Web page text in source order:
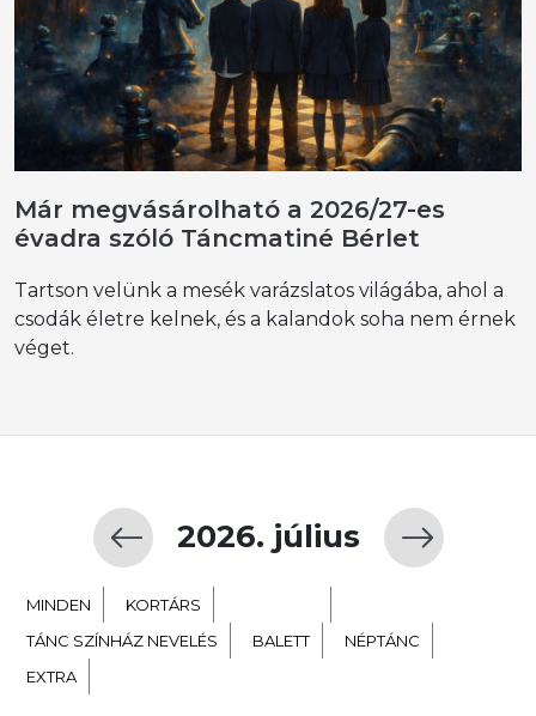
Már megvásárolható a 2026/27-es
évadra szóló Táncmatiné Bérlet
Tartson velünk a mesék varázslatos világába, ahol a
csodák életre kelnek, és a kalandok soha nem érnek
véget.
2026. július
MINDEN KORTÁRS
TÁNC SZÍNHÁZ NEVELÉS
BALETT
NÉPTÁNC
EXTRA